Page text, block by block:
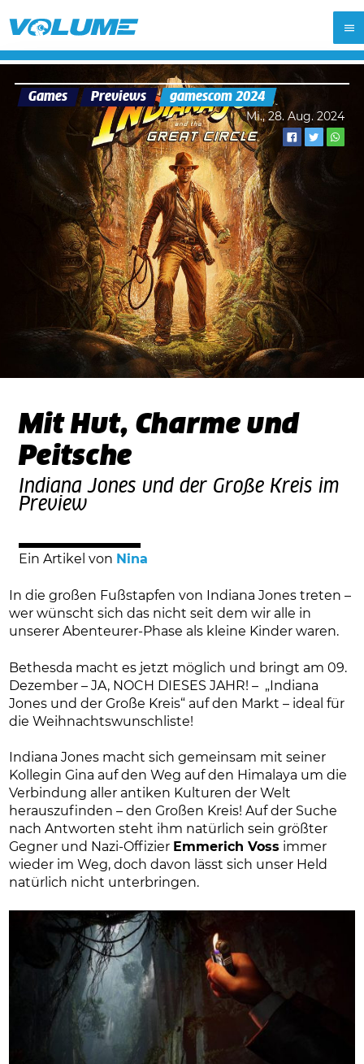
Games Previews gamescom 2024
Mi., 28. Aug. 2024
Mit Hut, Charme und
Peitsche
Indiana Jones und der Große Kreis im
Preview
Ein Artikel von Nina
In die großen Fußstapfen von Indiana Jones treten –
wer wünscht sich das nicht seit dem wir alle in
unserer Abenteurer-Phase als kleine Kinder waren.
Bethesda macht es jetzt möglich und bringt am 09.
Dezember – JA, NOCH DIESES JAHR! – „Indiana
Jones und der Große Kreis“ auf den Markt – ideal für
die Weihnachtswunschliste!
Indiana Jones macht sich gemeinsam mit seiner
Kollegin Gina auf den Weg auf den Himalaya um die
Verbindung aller antiken Kulturen der Welt
herauszufinden – den Großen Kreis! Auf der Suche
nach Antworten steht ihm natürlich sein größter
Gegner und Nazi-Offizier Emmerich Voss immer
wieder im Weg, doch davon lässt sich unser Held
natürlich nicht unterbringen.